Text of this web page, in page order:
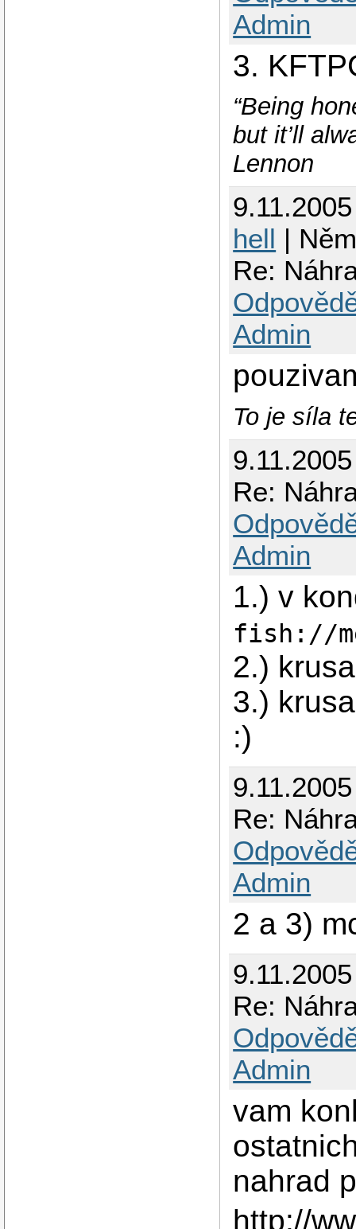
Admin
3.
“Being
but it’ll
Lennon
hell |
Re:
Admin
To je síla
Re:
Admin
1.) v
fish://
2.)
3.)
:)
Re:
Admin
2 a 3)
Re:
Admin
vam
nahrad
http://